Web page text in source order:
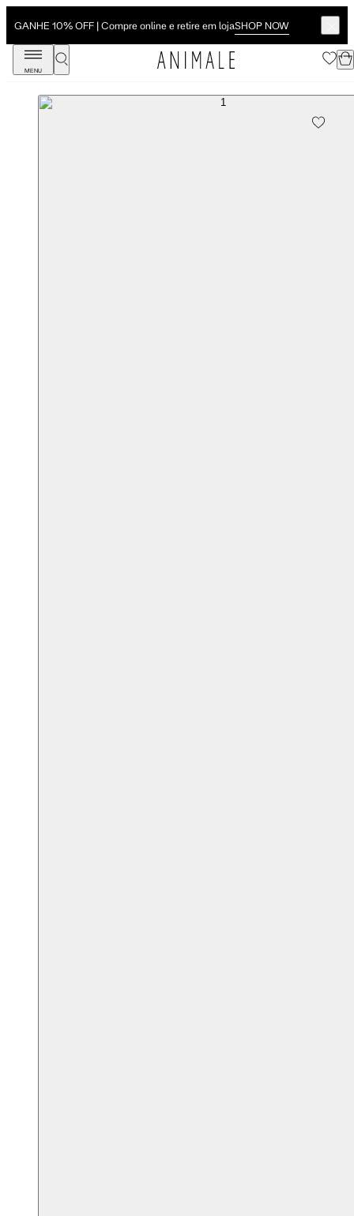
GANHE 10% OFF | Compre online e retire em lojaSHOP NOW
MENU